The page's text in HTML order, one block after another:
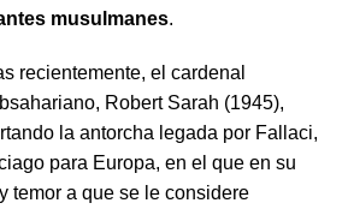
musulmanes.
recientemente, el cardenal
Robert Sarah (1945),
la antorcha legada por Fallaci,
para Europa, en el que en su
temor a que se le considere